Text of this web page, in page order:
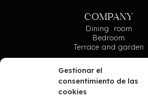
Gestionar el
consentimiento de las
cookies
COMPANY
Dining room
Bedroom
Terrace and garden
About us
Process